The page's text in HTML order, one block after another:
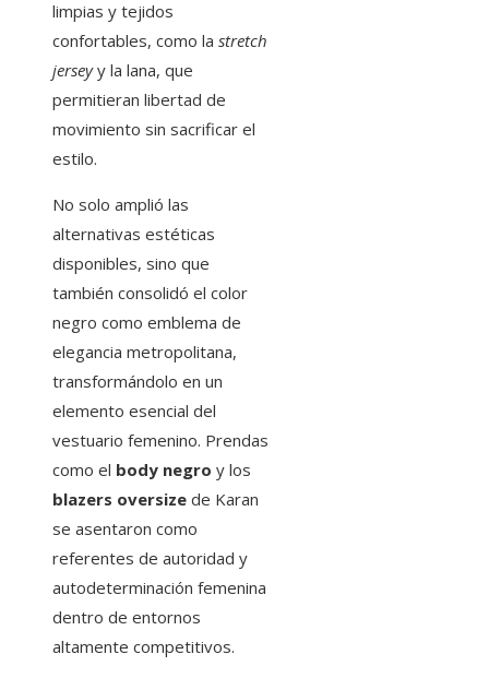
limpias y tejidos
confortables, como la stretch
jerseyy la lana, que
permitieran libertad de
movimiento sin sacrificar el
estilo.
No solo amplió las
alternativas estéticas
disponibles, sino que
también consolidó el color
negro como emblema de
elegancia metropolitana,
transformándolo en un
elemento esencial del
vestuario femenino. Prendas
como el body negro y los
blazers oversize de Karan
se asentaron como
referentes de autoridad y
autodeterminación femenina
dentro de entornos
altamente competitivos.